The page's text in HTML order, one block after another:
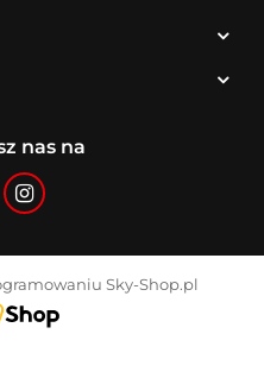
nas na
Sky-Shop.pl